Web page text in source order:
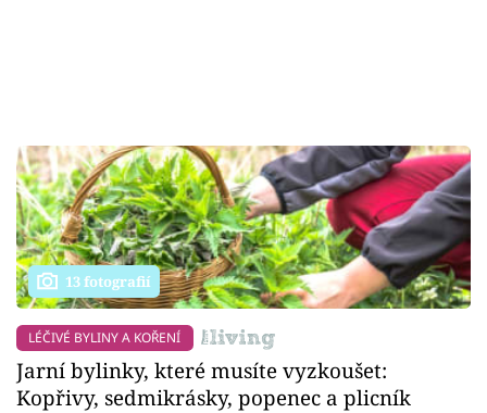
13 fotografií
LÉČIVÉ BYLINY A KOŘENÍ
Jarní bylinky, které musíte vyzkoušet:
Kopřivy, sedmikrásky, popenec a plicník